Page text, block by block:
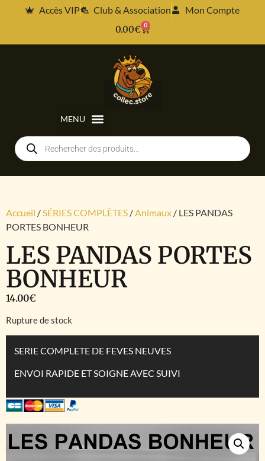
Accès VIP Club & Association
Mon Compte
0.00€ 0
Accueil /SÉRIES COMPLÈTES /Animaux / LES PANDAS
PORTES BONHEUR
LES PANDAS PORTES
BONHEUR
14.00€
Rupture de stock
SERIE COMPLETE DE FEVES NEUVES
ENVOI RAPIDE ET SOIGNE AVEC SUIVI